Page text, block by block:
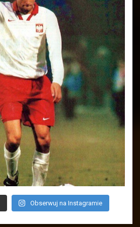
Obserwuj na Instagramie